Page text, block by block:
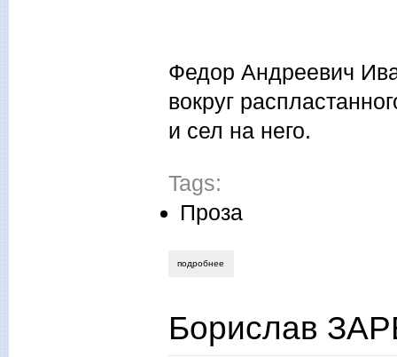
Федор Андреевич
вокруг
и сел на него.
Tags:
Проза
подробнее
Борислав